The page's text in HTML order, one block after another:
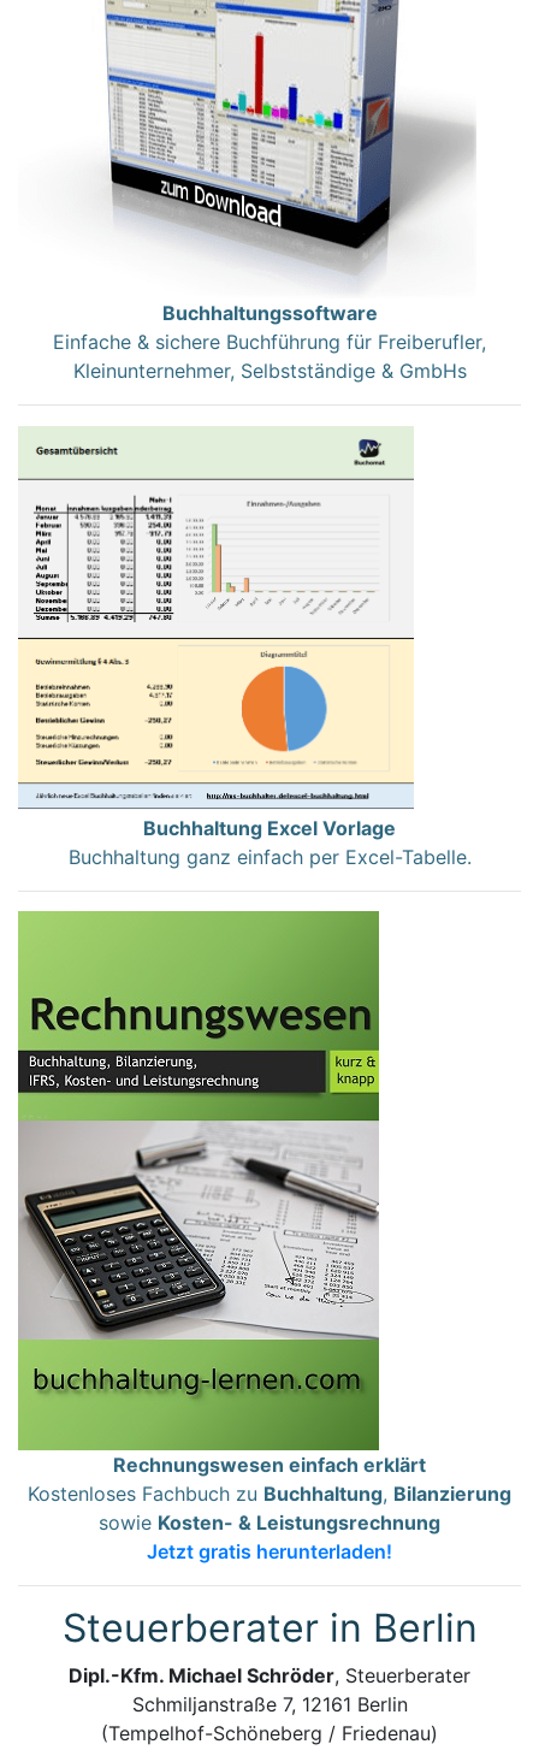
Buchhaltungssoftware
Einfache & sichere Buchführung für Freiberufler,
Kleinunternehmer, Selbstständige & GmbHs
Buchhaltung Excel Vorlage
Buchhaltung ganz einfach per Excel-Tabelle.
Rechnungswesen einfach erklärt
Kostenloses Fachbuch zu Buchhaltung, Bilanzierung
sowie Kosten- & Leistungsrechnung
Jetzt gratis herunterladen!
Steuerberater in Berlin
Dipl.-Kfm. Michael Schröder, Steuerberater
Schmiljanstraße 7, 12161 Berlin
(Tempelhof-Schöneberg / Friedenau)